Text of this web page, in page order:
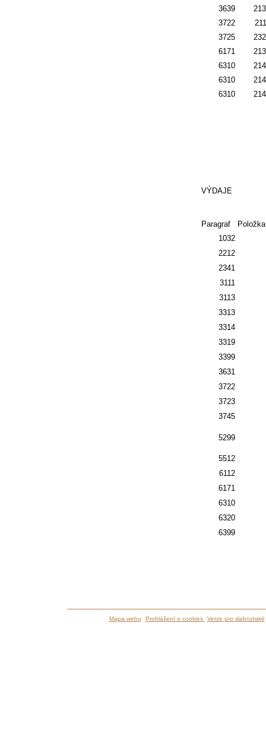
3639
3722
3725
6171
6310
6310
6310
VÝDAJE
Paragraf
Položka
1032
2212
2341
3111
3113
3313
3314
3319
3399
3631
3722
3723
3745
5299
5512
6112
6171
6310
6320
6399
Mapa webu Prohlášení o cookies Verze pro slabozraké